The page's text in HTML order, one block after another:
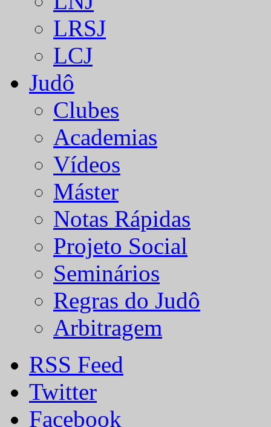
LRSJ
LCJ
Judô
Clubes
Academias
Vídeos
Máster
Notas Rápidas
Projeto Social
Seminários
Regras do Judô
Arbitragem
RSS Feed
Twitter
Facebook